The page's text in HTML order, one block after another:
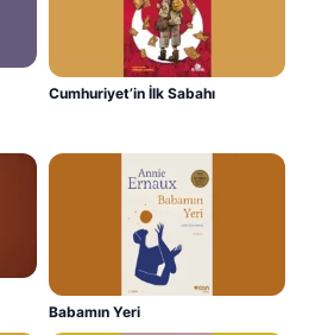
Cumhuriyet’in İlk Sabahı
Babamın Yeri